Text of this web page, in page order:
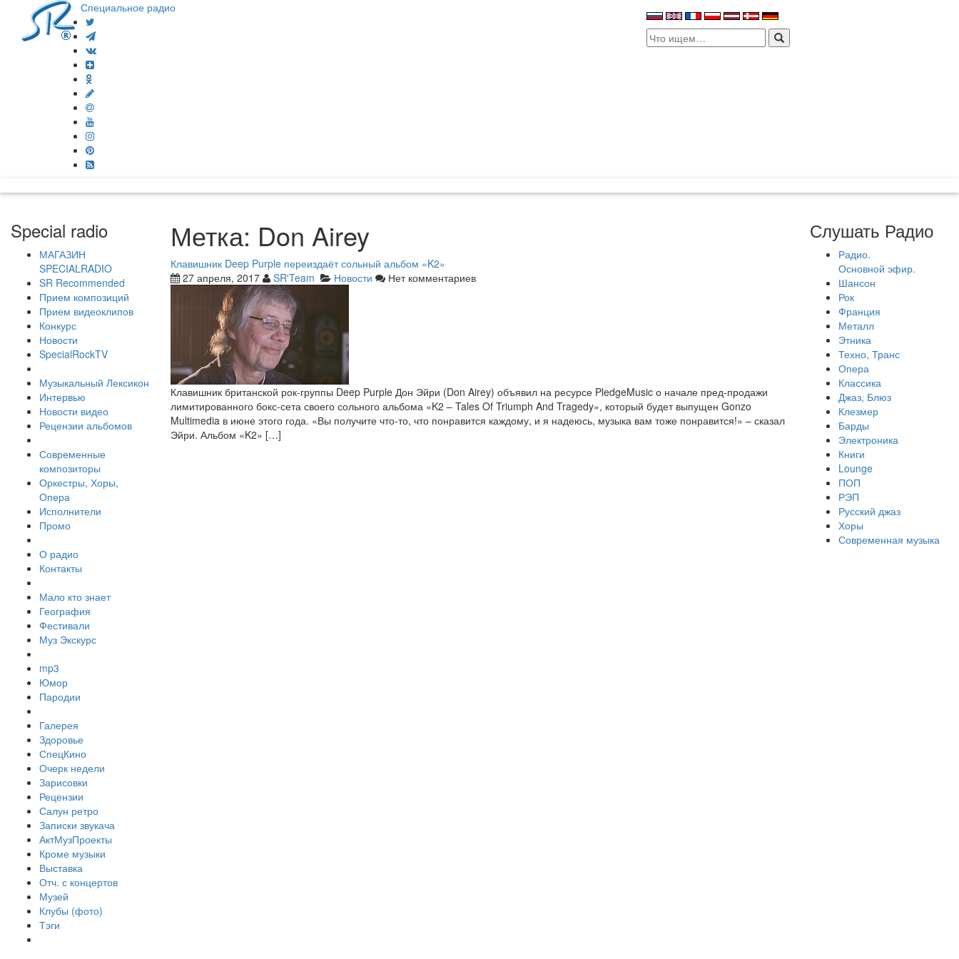
Специальное радио
Search
for:
Special radio
МАГАЗИН
SPECIALRADIO
SR Recommended
Прием композиций
Прием видеоклипов
Конкурс
Новости
SpecialRockTV
Музыкальный Лексикон
Интервью
Новости видео
Рецензии альбомов
Современные
композиторы
Оркестры, Хоры,
Опера
Исполнители
Промо
О радио
Контакты
Мало кто знает
География
Фестивали
Муз Экскурс
mp3
Юмор
Пародии
Галерея
Здоровье
СпецКино
Очерк недели
Зарисовки
Рецензии
Салун ретро
Записки звукача
АктМузПроекты
Кроме музыки
Выставка
Отч. с концертов
Музей
Клубы (фото)
Тэги
Метка: Don Airey
Клавишник Deep Purple переиздаёт сольный альбом «K2»
27 апреля, 2017
SR'Team Новости Нет комментариев
Клавишник британской рок-группы Deep Purple Дон Эйри (Don Airey) объявил на ресурсе PledgeMusic о начале пред-продажи
лимитированного бокс-сета своего сольного альбома «K2 – Tales Of Triumph And Tragedy», который будет выпущен Gonzo
Multimedia в июне этого года. «Вы получите что-то, что понравится каждому, и я надеюсь, музыка вам тоже понравится!» – сказал
Эйри. Альбом «K2» […]
Слушать Радио
Радио.
Основной эфир.
Шансон
Рок
Франция
Металл
Этника
Техно, Транс
Опера
Классика
Джаз, Блюз
Клезмер
Барды
Электроника
Книги
Lounge
ПОП
РЭП
Русский джаз
Хоры
Современная музыка